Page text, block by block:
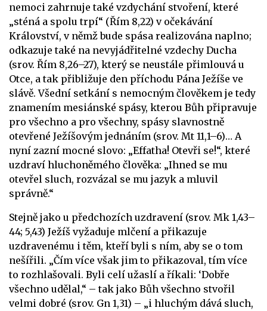
nemoci zahrnuje také vzdychání stvoření, které
„sténá a spolu trpí“ (Řím 8,22) v očekávání
Království, v němž bude spása realizována naplno;
odkazuje také na nevyjádřitelné vzdechy Ducha
(srov. Řím 8,26–27), který se neustále přimlouvá u
Otce, a tak přibližuje den příchodu Pána Ježíše ve
slávě. Všední setkání s nemocným člověkem je tedy
znamením mesiánské spásy, kterou Bůh připravuje
pro všechno a pro všechny, spásy slavnostně
otevřené Ježíšovým jednáním (srov. Mt 11,1–6)… A
nyní zazní mocné slovo: „Effatha! Otevři se!“, které
uzdraví hluchoněmého člověka: „Ihned se mu
otevřel sluch, rozvázal se mu jazyk a mluvil
správně.“
Stejně jako u předchozích uzdravení (srov. Mk 1,43–
44; 5,43) Ježíš vyžaduje mlčení a přikazuje
uzdravenému i těm, kteří byli s ním, aby se o tom
nešířili. „Čím více však jim to přikazoval, tím více
to rozhlašovali. Byli celí užaslí a říkali: ‘Dobře
všechno udělal,“ – tak jako Bůh všechno stvořil
velmi dobré (srov. Gn 1,31) – „i hluchým dává sluch,